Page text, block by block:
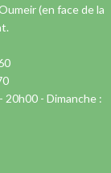
(en face de la
20h00 - Dimanche :